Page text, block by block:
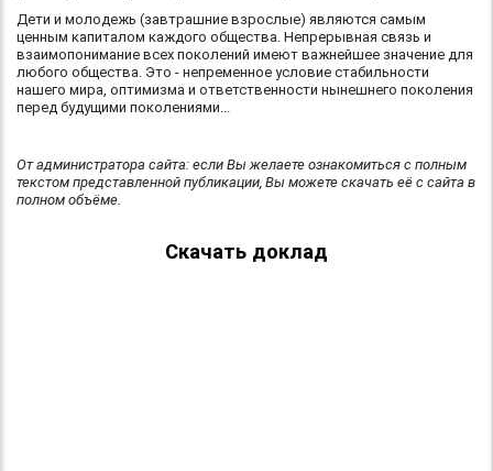
Дети и молодежь (завтрашние взрослые) являются самым
ценным капиталом каждого общества. Непрерывная связь и
взаимопонимание всех поколений имеют важнейшее значение для
любого общества. Это - непременное условие стабильности
нашего мира, оптимизма и ответственности нынешнего поколения
перед будущими поколениями...
От администратора сайта: если Вы желаете ознакомиться с полным
текстом представленной публикации, Вы можете скачать её с сайта в
полном объёме.
Скачать доклад